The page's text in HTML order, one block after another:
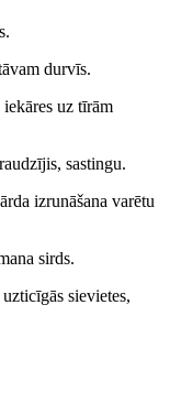
durvīs.
uz tīrām
sastingu.
izrunāšana varētu
sirds.
sievietes,